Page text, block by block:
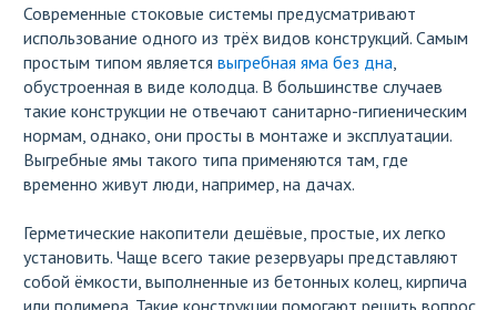
Современные стоковые системы предусматривают
использование одного из трёх видов конструкций. Самым
простым типом является выгребная яма без дна
обустроенная в виде колодца. В большинстве случаев
такие конструкции не отвечают санитарно-гигиеническим
нормам, однако, они просты в монтаже и эксплуатации.
Выгребные ямы такого типа применяются там, где
временно живут люди, например, на дачах.
Герметические накопители дешёвые, простые, их легко
установить. Чаще всего такие резервуары представляют
собой ёмкости, выполненные из бетонных колец, кирпича
или полимера. Такие конструкции помогают решить вопрос,